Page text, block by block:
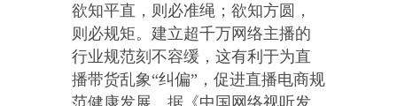
欲知平直，则必准绳；欲知方圆，
则必规矩。建立超千万网络主播的
行业规范刻不容缓，这有利于为直
播带货乱象“纠偏”，促进直播电商规